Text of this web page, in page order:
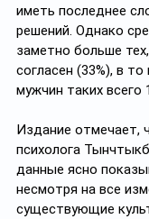
иметь последнее
решений. Однако
заметно больше
согласен (33%), в
мужчин таких всего
Издание отмечает,
психолога
данные ясно
несмотря на все
существующие